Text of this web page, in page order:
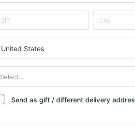
United States
Select...
Send as gift / different delivery